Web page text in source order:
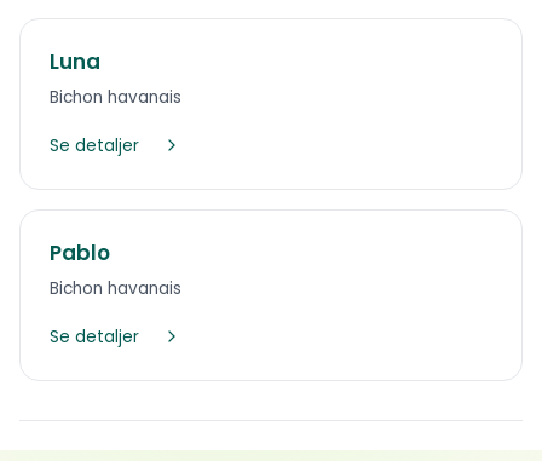
Luna
Bichon havanais
Se detaljer
Pablo
Bichon havanais
Se detaljer